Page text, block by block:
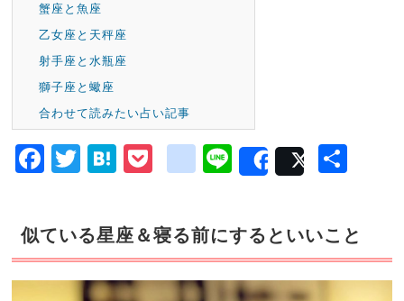
蟹座と魚座
乙女座と天秤座
射手座と水瓶座
獅子座と蠍座
合わせて読みたい占い記事
Facebook
Twitter
Hatena
PocketLineSharePost
似ている星座＆寝る前にするといいこと